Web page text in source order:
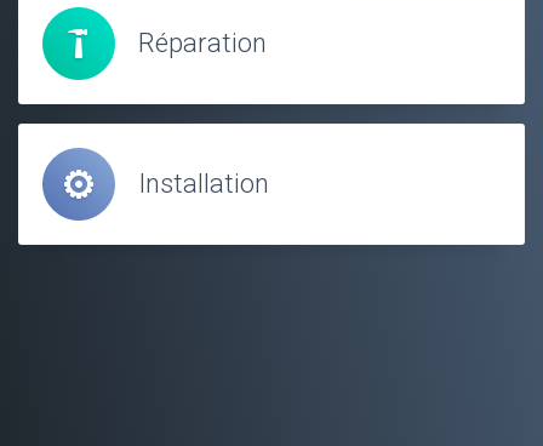
Réparation
Installation